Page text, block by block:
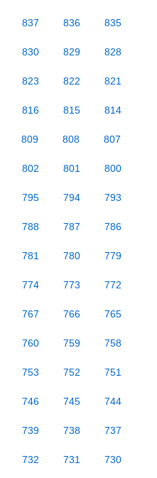
837 836 835
830 829 828
823 822 821
816 815 814
809 808 807
802 801 800
795 794 793
788 787 786
781 780 779
774 773 772
767 766 765
760 759 758
753 752 751
746 745 744
739 738 737
732 731 730